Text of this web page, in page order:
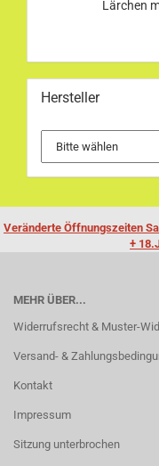
Lärchen
Hersteller
Veränderte Öffnungszeiten
+
MEHR ÜBER...
Widerrufsrecht & Muster-
Versand- &
Kontakt
Impressum
Sitzung unterbrochen